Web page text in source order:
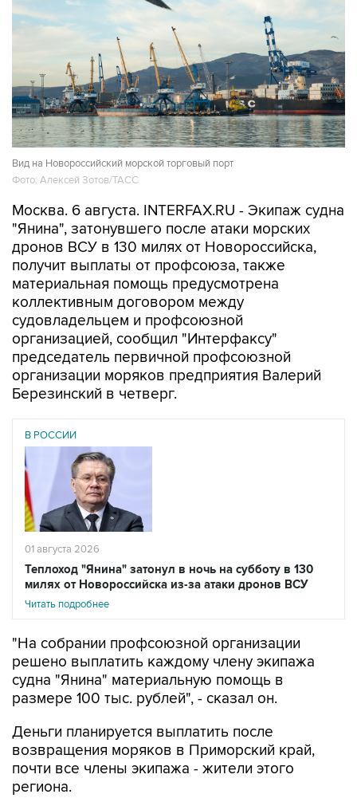
Вид на Новороссийский морской торговый порт
Фото: Алексей Зотов/ТАСС
Москва. 6 августа. INTERFAX.RU - Экипаж судна
"Янина", затонувшего после атаки морских
дронов ВСУ в 130 милях от Новороссийска,
получит выплаты от профсоюза, также
материальная помощь предусмотрена
коллективным договором между
судовладельцем и профсоюзной
организацией, сообщил "Интерфаксу"
председатель первичной профсоюзной
организации моряков предприятия Валерий
Березинский в четверг.
В РОССИИ
01 августа 2026
Теплоход "Янина" затонул в ночь на субботу в 130
милях от Новороссийска из-за атаки дронов ВСУ
Читать подробнее
"На собрании профсоюзной организации
решено выплатить каждому члену экипажа
судна "Янина" материальную помощь в
размере 100 тыс. рублей", - сказал он.
Деньги планируется выплатить после
возвращения моряков в Приморский край,
почти все члены экипажа - жители этого
региона.